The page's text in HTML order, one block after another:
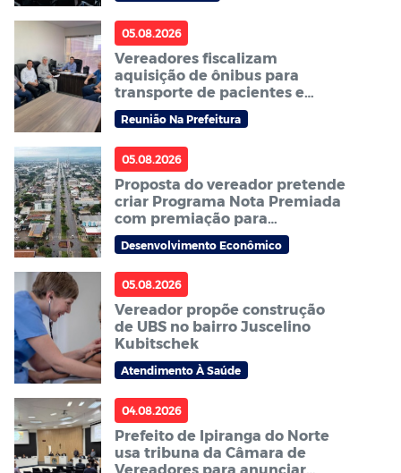
05.08.2026
Vereadores fiscalizam
aquisição de ônibus para
transporte de pacientes e
cobram agilidade no processo
Reunião Na Prefeitura
05.08.2026
Proposta do vereador pretende
criar Programa Nota Premiada
com premiação para
consumidores em Sorriso
Desenvolvimento Econômico
05.08.2026
Vereador propõe construção
de UBS no bairro Juscelino
Kubitschek
Atendimento À Saúde
04.08.2026
Prefeito de Ipiranga do Norte
usa tribuna da Câmara de
Vereadores para anunciar